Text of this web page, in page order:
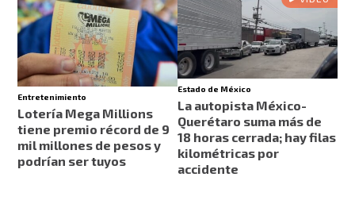
Entretenimiento
Lotería Mega Millions
tiene premio récord de 9
mil millones de pesos y
podrían ser tuyos
Estado de México
La autopista México-
Querétaro suma más de
18 horas cerrada; hay filas
kilométricas por
accidente